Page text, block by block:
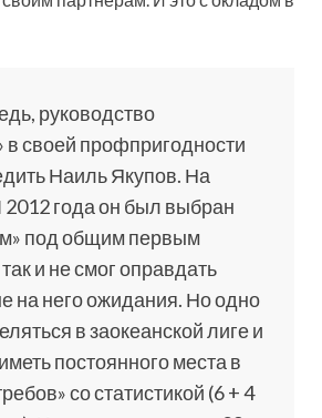
руководство
в своей профпригодности
Наиль Якупов. На
года он был выбран
под общим первым
и не смог оправдать
на него ожидания. Но одно
в заокеанской лиге и
постоянного места в
со статистикой (6 + 4